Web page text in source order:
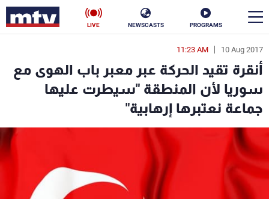
PROGRAMS
NEWSCASTS
LIVE
10 Aug 2017
11:23 AM
أنقرة تقيد الحركة عبر معبر باب الهوى مع
سوريا لأن المنطقة "سيطرت عليها
جماعة نعتبرها إرهابية"
en
الأخبار
سياسة ناس
إقتصاد
منوعات
كأس العالم